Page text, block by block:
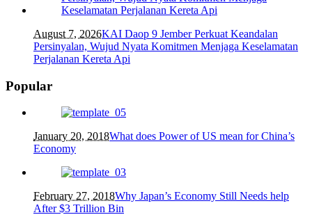
August 7, 2026KAI Daop 9 Jember Perkuat Keandalan
Persinyalan, Wujud Nyata Komitmen Menjaga Keselamatan
Perjalanan Kereta Api
Popular
January 20, 2018What does Power of US mean for China’s
Economy
February 27, 2018Why Japan’s Economy Still Needs help
After $3 Trillion Bin